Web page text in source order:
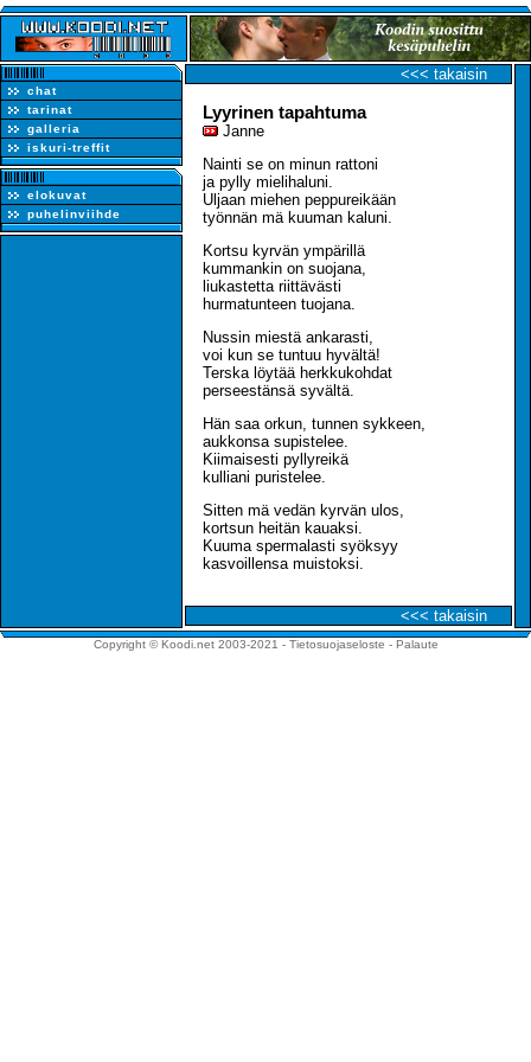
chat
tarinat
galleria
iskuri-treffit
elokuvat
puhelinviihde
<<< takaisin
Lyyrinen tapahtuma
Janne
Nainti se on minun rattoni
ja pylly mielihaluni.
Uljaan miehen peppureikään
työnnän mä kuuman kaluni.
Kortsu kyrvän ympärillä
kummankin on suojana,
liukastetta riittävästi
hurmatunteen tuojana.
Nussin miestä ankarasti,
voi kun se tuntuu hyvältä!
Terska löytää herkkukohdat
perseestänsä syvältä.
Hän saa orkun, tunnen sykkeen,
aukkonsa supistelee.
Kiimaisesti pyllyreikä
kulliani puristelee.
Sitten mä vedän kyrvän ulos,
kortsun heitän kauaksi.
Kuuma spermalasti syöksyy
kasvoillensa muistoksi.
<<< takaisin
Copyright © Koodi.net 2003-2021 - Tietosuojaseloste - Palaute